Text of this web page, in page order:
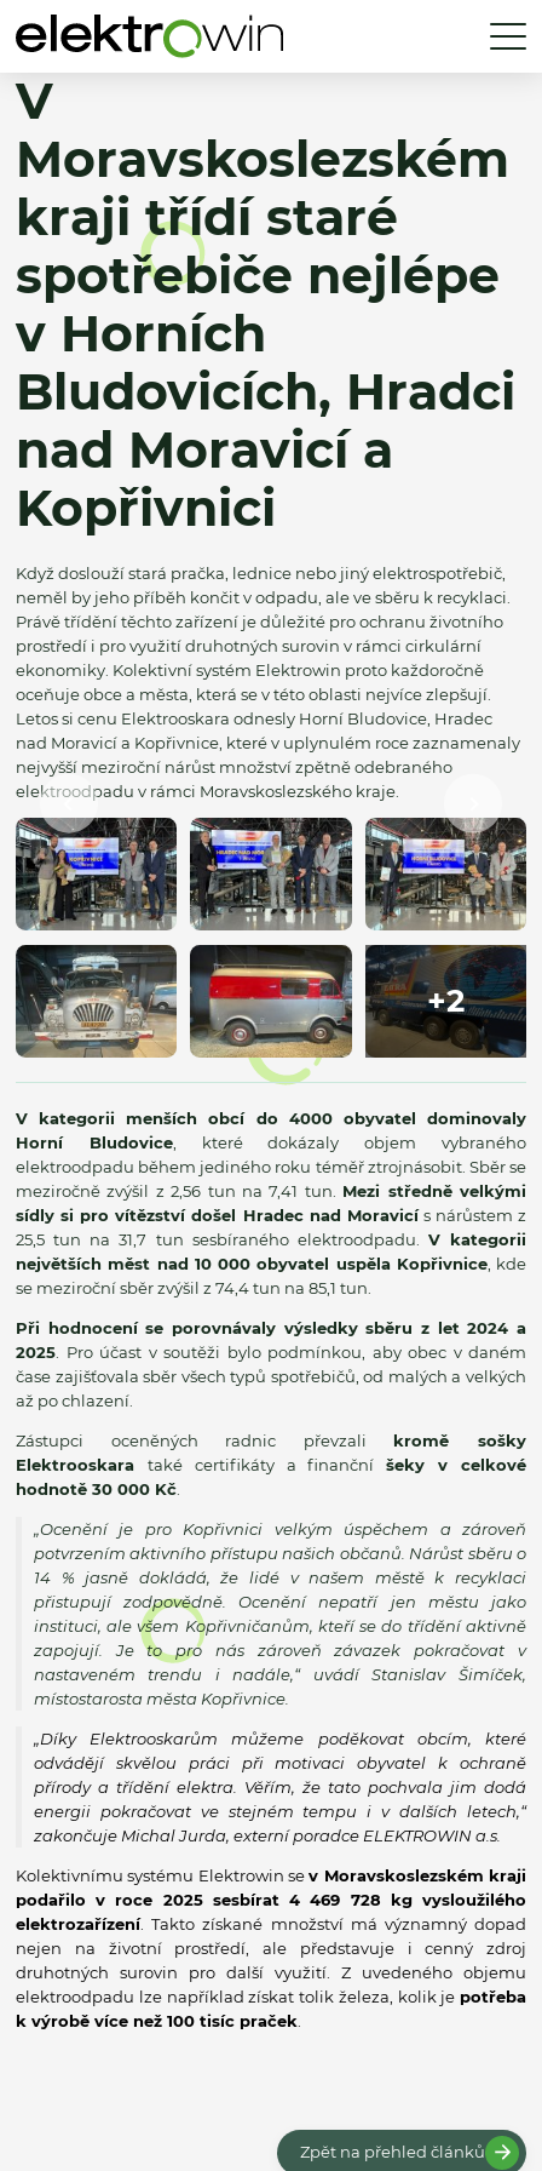
V
Moravskoslezském
kraji třídí staré
spotřebiče nejlépe
v Horních
Bludovicích, Hradci
nad Moravicí a
Kopřivnici
Když doslouží stará pračka, lednice nebo jiný elektrospotřebič,
neměl by jeho příběh končit v odpadu, ale ve sběru k recyklaci.
Právě třídění těchto zařízení je důležité pro ochranu životního
prostředí i pro využití druhotných surovin v rámci cirkulární
ekonomiky. Kolektivní systém Elektrowin proto každoročně
oceňuje obce a města, která se v této oblasti nejvíce zlepšují.
Letos si cenu Elektrooskara odnesly Horní Bludovice, Hradec
nad Moravicí a Kopřivnice, které v uplynulém roce zaznamenaly
nejvyšší meziroční nárůst množství zpětně odebraného
elektroodpadu v rámci Moravskoslezského kraje.
+2
V kategorii menších obcí do 4000 obyvatel dominovaly
Horní Bludovice, které dokázaly objem vybraného
elektroodpadu během jediného roku téměř ztrojnásobit. Sběr se
meziročně zvýšil z 2,56 tun na 7,41 tun. Mezi středně velkými
sídly si pro vítězství došel Hradec nad Moravicís nárůstem z
25,5 tun na 31,7 tun sesbíraného elektroodpadu. V kategorii
největších měst nad 10 000 obyvatel uspěla Kopřivnice, kde
se meziroční sběr zvýšil z 74,4 tun na 85,1 tun.
Při hodnocení se porovnávaly výsledky sběru z let 2024 a
2025 . Pro účast v soutěži bylo podmínkou, aby obec v daném
čase zajišťovala sběr všech typů spotřebičů, od malých a velkých
až po chlazení.
Zástupci oceněných radnic převzali kromě sošky
Elektrooskara také certifikáty a finančníšeky v celkové
hodnotě 30 000 Kč
„Ocenění je pro Kopřivnici velkým úspěchem a zároveň
potvrzením aktivního přístupu našich občanů. Nárůst sběru o
14 % jasně dokládá, že lidé v našem městě k recyklaci
přistupují zodpovědně. Ocenění nepatří jen městu jako
instituci, ale všem Kopřivničanům, kteří se do třídění aktivně
zapojují. Je to pro nás zároveň závazek pokračovat v
nastaveném trendu i nadále,“uvádí Stanislav Šimíček,
místostarosta města Kopřivnice.
„Díky Elektrooskarům můžeme poděkovat obcím, které
odvádějí skvělou práci při motivaci obyvatel k ochraně
přírody a třídění elektra. Věřím, že tato pochvala jim dodá
energii pokračovat ve stejném tempu i v dalších letech,“
zakončuje Michal Jurda, externí poradce ELEKTROWIN a.s.
Kolektivnímu systému Elektrowin sev Moravskoslezském kraji
podařilo v roce 2025 sesbírat 4 469 728 kg vysloužilého
elektrozařízení. Takto získané množství má významný dopad
nejen na životní prostředí, ale představuje i cenný zdroj
druhotných surovin pro další využití. Z uvedeného objemu
elektroodpadu lze například získat tolik železa, kolik je potřeba
k výrobě více než 100 tisíc praček
Zpět na přehled článků